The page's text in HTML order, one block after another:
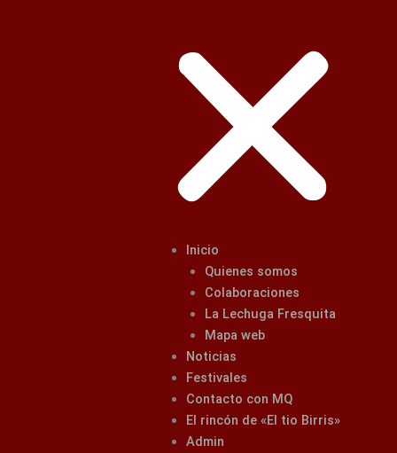
Inicio
Quienes somos
Colaboraciones
La Lechuga Fresquita
Mapa web
Noticias
Festivales
Contacto con MQ
El rincón de «El tio Birris»
Admin